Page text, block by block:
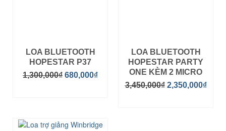
LOA BLUETOOTH
HOPESTAR P37
1,300,000₫ 680,000₫
LOA BLUETOOTH
HOPESTAR PARTY
ONE KÈM 2 MICRO
3,450,000₫ 2,350,000₫